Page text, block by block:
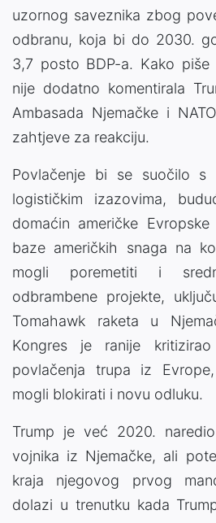
uzornog saveznika zbog
odbranu, koja bi do 2030.
3,7 posto BDP-a. Kako piše
nije dodatno komentirala
Ambasada Njemačke i
zahtjeve za reakciju.
Povlačenje bi se suočilo s
logističkim izazovima,
domaćin američke
baze američkih snaga na
mogli poremetiti i
odbrambene projekte,
Tomahawk raketa u
Kongres je ranije
povlačenja trupa iz
mogli blokirati i novu odluku.
Trump je već 2020.
vojnika iz Njemačke, ali
kraja njegovog prvog
dolazi u trenutku kada